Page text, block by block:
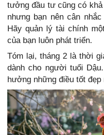
tưởng đầu tư cũng có
nhưng bạn nên cân
Hãy quản lý tài chính
của bạn luôn phát triển.
Tóm lại, tháng 2 là thời
dành cho người tuổi
hưởng những điều tốt